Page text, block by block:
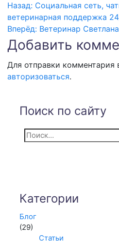
Навигация
по
записям
Назад: Социальная сеть,
ветеринарная поддержка
Вперёд: Ветеринар Светлана
Добавить
Для отправки комментария
авторизоваться.
Поиск по сайту
Найти:
Категории
Блог
(29)
Статьи